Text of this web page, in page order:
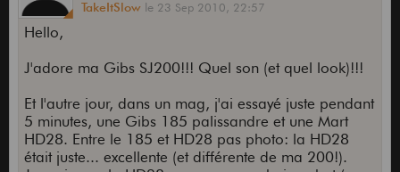
TakeItSlow le 23 Sep 2010, 22:57
Hello,
J'adore ma Gibs SJ200!!! Quel son (et quel look)!!!
Et l'autre jour, dans un mag, j'ai essayé juste pendant
5 minutes, une Gibs 185 palissandre et une Mart
HD28. Entre le 185 et HD28 pas photo: la HD28
était juste... excellente (et différente de ma 200!).